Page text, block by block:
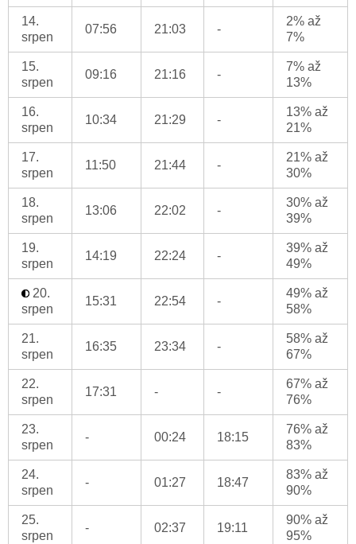
14.
srpen
07:56 21:03 -
2% až
7%
15.
srpen
09:16 21:16 -
7% až
13%
16.
srpen
10:34 21:29 -
13% až
21%
17.
srpen
11:50 21:44 -
21% až
30%
18.
srpen
13:06 22:02 -
30% až
39%
19.
srpen
14:19 22:24 -
39% až
49%
20.
srpen
15:31 22:54 -
49% až
58%
21.
srpen
16:35 23:34 -
58% až
67%
22.
srpen
17:31 - -
67% až
76%
23.
srpen
- 00:24 18:15
76% až
83%
24.
srpen
- 01:27 18:47
83% až
90%
25.
srpen
- 02:37 19:11
90% až
95%